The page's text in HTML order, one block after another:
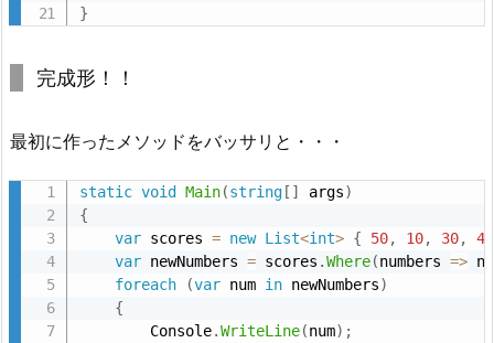
}
完成形！！
最初に作ったメソッドをバッサリと・・・
static void Main(string[ ] args)
{
var scores = new List<int> { 50, 10, 30,
40
var newNumbers = scores .Where(numbers =>
foreach
(var num in newNumbers)
{
        Console
.WriteLine(num) ;